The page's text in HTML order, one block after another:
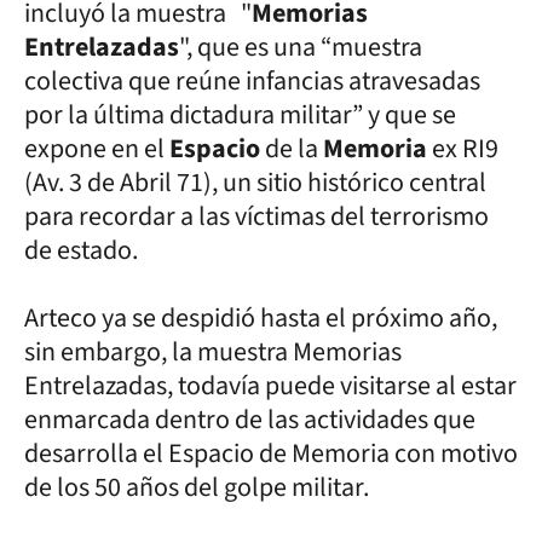
incluyó la muestra "Memorias
Entrelazadas", que es una “muestra
colectiva que reúne infancias atravesadas
por la última dictadura militar” y que se
expone en elEspaciode laMemoriaex RI9
(Av. 3 de Abril 71), un sitio histórico central
para recordar a las víctimas del terrorismo
de estado.
Arteco ya se despidió hasta el próximo año,
sin embargo, la muestra Memorias
Entrelazadas, todavía puede visitarse al estar
enmarcada dentro de las actividades que
desarrolla el Espacio de Memoria con motivo
de los 50 años del golpe militar.